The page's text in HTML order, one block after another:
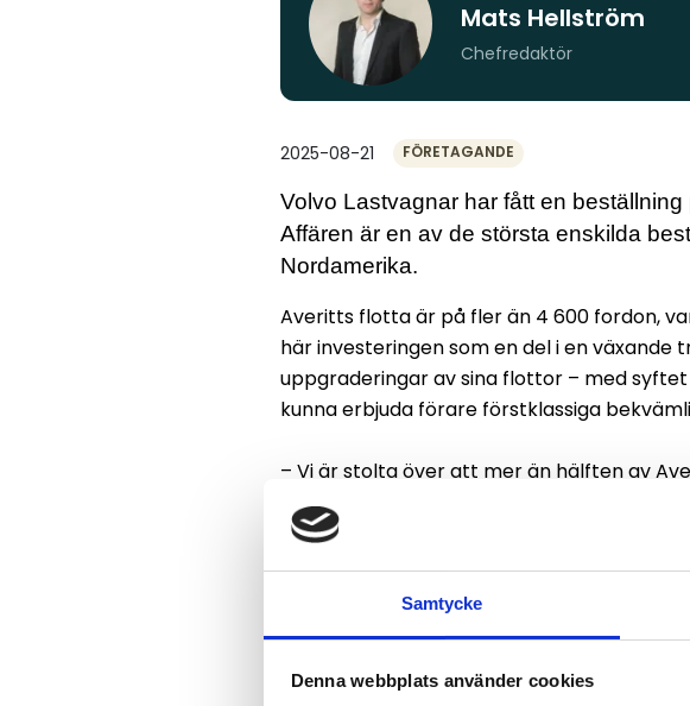
Samtycke
Denna webbplats använder cookies
Mats Hellström
Chefredaktör
2025-08-21 FÖRETAGANDE
Volvo Lastvagnar har fått en
Affären är en av de största enskilda
Nordamerika.
Averitts flotta är på fler än 4 600 fordon,
här investeringen som en del i en
uppgraderingar av sina flottor – med
kunna erbjuda förare förstklassiga
– Vi är stolta över att mer än hälften av
förare med lastbilar som är designade
säkerhet, säger Peter Voorhoeve, vd för
procent lägre bränsleåtgång jämfört med
hundra förbättringar som syftar till att öka
samtidigt som designen har ändrats för